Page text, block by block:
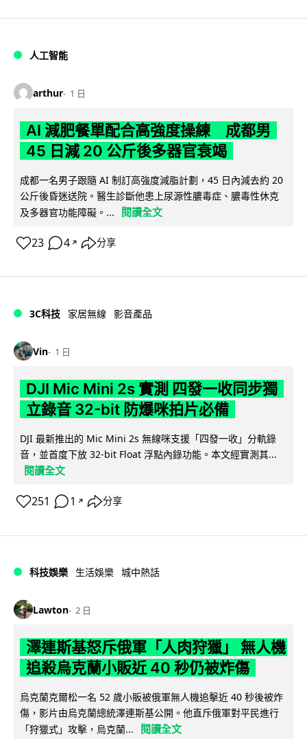
人工智能
arthur 1 日
AI 減肥餐單配合高強度操練 成都男
45 日減 20 公斤後多器官衰竭
成都一名男子跟隨 AI 制訂高強度減脂計劃，45 日內減去約 20
公斤後昏迷送院。醫生診斷他患上尿源性膿毒症、膿毒性休克
及多器官功能障礙。...
閱讀全文
23 4 ↗ 分享
3C科技 家居無線 影音產品
Vin 1 日
DJI Mic Mini 2s 實測 四發一收同步獨
立錄音 32-bit 防爆咪拍片必備
DJI 最新推出的 Mic Mini 2s 無線咪支援「四發一收」分軌錄
音，並首度下放 32-bit Float 浮點內錄功能。本文經實測其...
閱讀全文
251 1 ↗ 分享
科技娛樂 生活娛樂 城中熱話
Lawton 2 日
澤連斯基怒斥俄軍「人肉狩獵」 無人機
追殺烏克蘭小販近 40 秒仍被炸傷
烏克蘭克爾松一名 52 歲小販被俄軍無人機追擊近 40 秒後被炸
傷，影片由烏克蘭總統澤連斯基公開。他直斥俄軍對平民進行
「狩獵式」攻擊，烏克蘭...
閱讀全文